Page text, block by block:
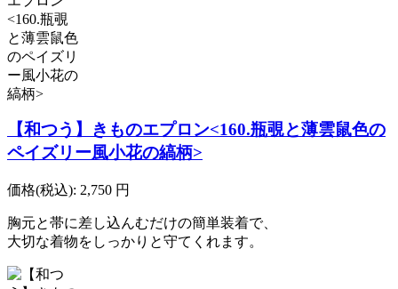
【和つう】きものエプロン<160.瓶覗と薄雲鼠色の
ペイズリー風小花の縞柄>
価格(税込): 2,750 円
胸元と帯に差し込んむだけの簡単装着で、
大切な着物をしっかりと守てくれます。